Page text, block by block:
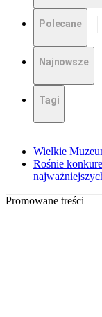
Polecane
Najnowsze
Tagi
Wielkie
Rośnie
Promowane treści